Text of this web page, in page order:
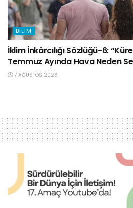
BILIM
İklim İnkârcılığı Sözlüğü-6:
Temmuz Ayında Hava Neden
7 AĞUSTOS 2026